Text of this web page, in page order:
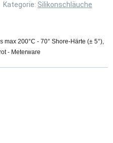
Kategorie: Silikonschläuche
200°C - 70° Shore-Härte (± 5°),
- Meterware